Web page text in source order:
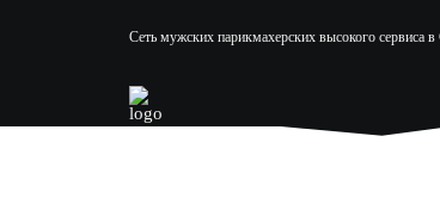
Сеть мужских парикмахерских высокого сервиса